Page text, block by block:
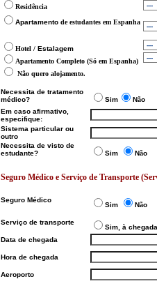
Residência
Apartamento de estudantes em Espanha
Hotel / Estalagem
Apartamento Completo (Só em Espanha)
Não quero alojamento.
Necessita de tratamento
médico?
Sim Não
Em caso afirmativo,
especifique:
Sistema particular ou
outro
Necessita de visto de
estudante?
Sim Não
Seguro Médico e Serviço de Transporte
Seguro Médico
Sim Não
Serviço de transporte
Sim, à chegada
Data de chegada
Hora de chegada
Aeroporto